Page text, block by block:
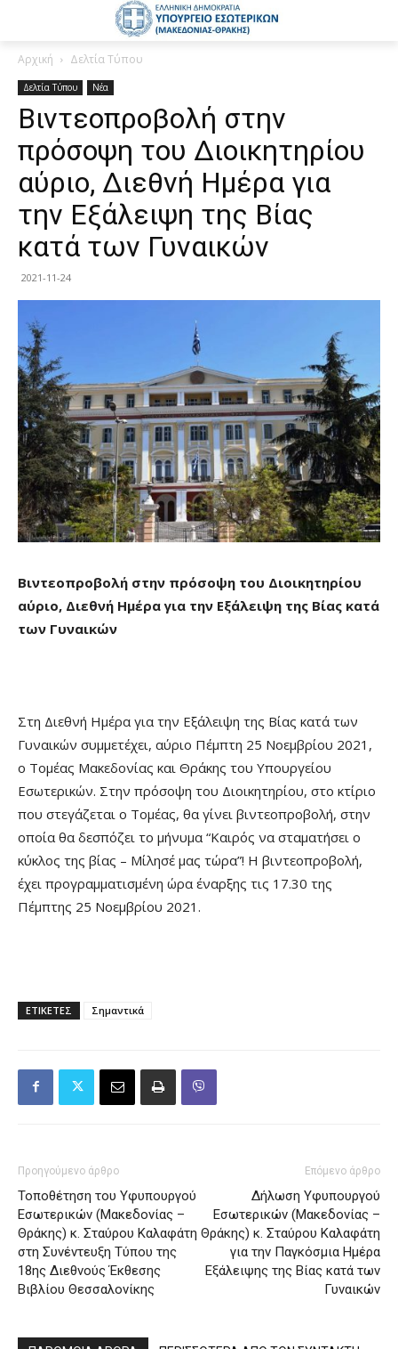
Αρχική Δελτία Τύπου
Δελτία Τύπου Νέα
Βιντεοπροβολή στην
πρόσοψη του Διοικητηρίου
αύριο, Διεθνή Ημέρα για
την Εξάλειψη της Βίας
κατά των Γυναικών
2021-11-24
Βιντεοπροβολή στην πρόσοψη του Διοικητηρίου
αύριο, Διεθνή Ημέρα για την Εξάλειψη της Βίας κατά
των Γυναικών
Στη Διεθνή Ημέρα για την Εξάλειψη της Βίας κατά των
Γυναικών συμμετέχει, αύριο Πέμπτη 25 Νοεμβρίου 2021,
ο Τομέας Μακεδονίας και Θράκης του Υπουργείου
Εσωτερικών. Στην πρόσοψη του Διοικητηρίου, στο κτίριο
που στεγάζεται ο Τομέας, θα γίνει βιντεοπροβολή, στην
οποία θα δεσπόζει το μήνυμα “Καιρός να σταματήσει ο
κύκλος της βίας – Μίλησέ μας τώρα”! Η βιντεοπροβολή,
έχει προγραμματισμένη ώρα έναρξης τις 17.30 της
Πέμπτης 25 Νοεμβρίου 2021.
ΕΤΙΚΕΤΕΣ Σημαντικά
Προηγούμενο άρθρο
Τοποθέτηση του Υφυπουργού
Εσωτερικών (Μακεδονίας –
Θράκης) κ. Σταύρου Καλαφάτη
στη Συνέντευξη Τύπου της
18ης Διεθνούς Έκθεσης
Βιβλίου Θεσσαλονίκης
Επόμενο άρθρο
Δήλωση Υφυπουργού
Εσωτερικών (Μακεδονίας –
Θράκης) κ. Σταύρου Καλαφάτη
για την Παγκόσμια Ημέρα
Εξάλειψης της Βίας κατά των
Γυναικών